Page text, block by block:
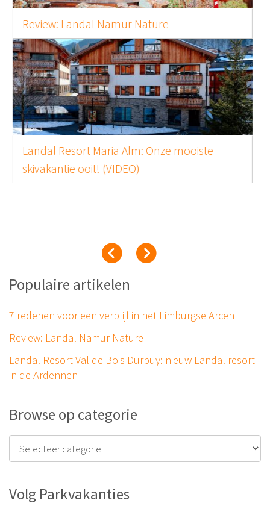
Review: Landal Namur Nature
Landal Resort Maria Alm: Onze mooiste
skivakantie ooit! (VIDEO)
Populaire artikelen
7 redenen voor een verblijf in het Limburgse Arcen
Review: Landal Namur Nature
Landal Resort Val de Bois Durbuy: nieuw Landal resort
in de Ardennen